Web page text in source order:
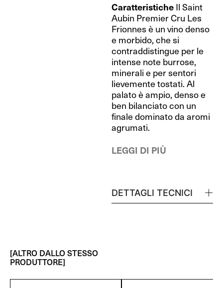
Caratteristiche Il Saint
Aubin Premier Cru Les
Frionnes è un vino denso
e morbido, che si
contraddistingue per le
intense note burrose,
minerali e per sentori
lievemente tostati. Al
palato è ampio, denso e
ben bilanciato con un
finale dominato da aromi
agrumati.
LEGGI DI PIÙ
DETTAGLI TECNICI
[ALTRO DALLO STESSO
PRODUTTORE]